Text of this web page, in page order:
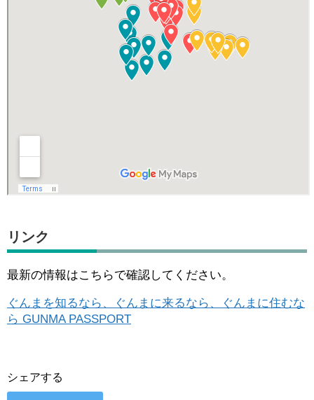
リンク
最新の情報はこちらで確認してください。
ぐんまを知るなら、ぐんまに来るなら、ぐんまに住むな
ら GUNMA PASSPORT
シェアする